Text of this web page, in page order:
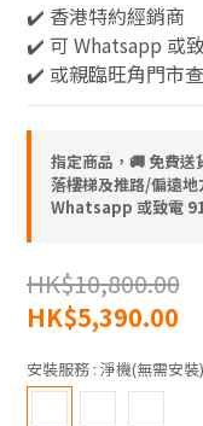
✔️ 香港特約經銷商
✔️ 可 Whatsapp 或
✔️ 或親臨旺角門市
指定商品，🚚 免費
落樓梯及推路/偏遠
Whatsapp 或致電
HK$10,800.00
HK$5,390.00
安裝服務 : 淨機(無需安裝)